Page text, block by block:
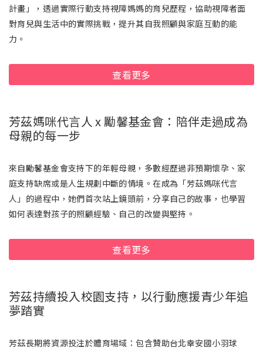
計畫」，透過實際行動支持視障媽媽的育兒歷程，協助視障者面
對育兒與生活中的實際挑戰，提升其自我照顧與家庭互動的能
力。
查看更多
芳茲媽咪代言人 x 勵馨基金會：陪伴走過成為
母親的每一步
來自勵馨基金會支持下的年輕母親，多數經歷過非預期懷孕、家
庭支持缺席或是人生規劃中斷的情境。在成為「芳茲媽咪代言
人」的過程中，她們首次站上鏡頭前，分享自己的故事，也學習
如何表達對孩子的照顧經驗、自己的改變與堅持。
查看更多
芳茲持續投入校園支持，以行動應援青少年追
夢踏實
芳茲長期將資源投注於體育場域：包含贊助台北幸安國小羽球